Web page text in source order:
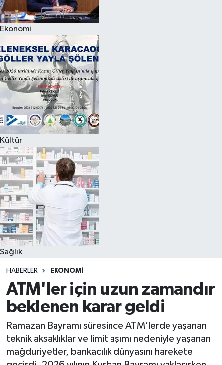
Ekonomi
Kültür
Sağlık
HABERLER EKONOMI
ATM'ler için uzun zamandır
beklenen karar geldi
Ramazan Bayramı süresince ATM’lerde yaşanan
teknik aksaklıklar ve limit aşımı nedeniyle yaşanan
mağduriyetler, bankacılık dünyasını harekete